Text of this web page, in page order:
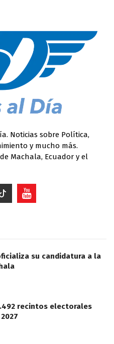
Noticias sobre Política,
y mucho más.
Machala, Ecuador y el
su candidatura a la
recintos electorales